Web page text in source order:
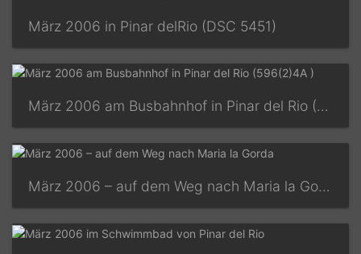
März 2006 in Pinar delRio (DSC 5451)
März 2006 am Busbahnhof in Pinar del Rio (596(2)4A )
März 2006 – auf dem Weg nach Maria la Gorda